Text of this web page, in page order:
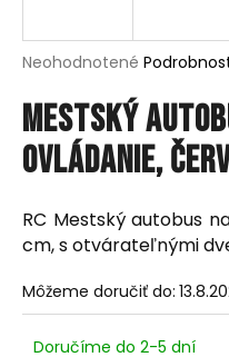
Priemerné
produktu
je
0,0
z
hviezdičiek.
Neohodnotené
Mestský
ovládanie,
RC Mestský autobus
cm, s otvárateľnými
Môžeme doručiť do:
Doručíme do 2-5 dní
j
ť
?